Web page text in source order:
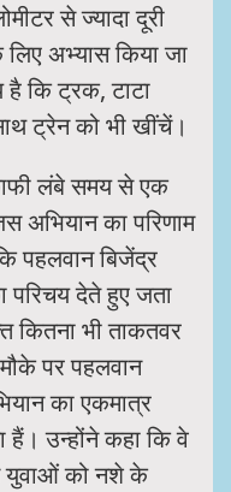
से ज्यादा दूरी
अभ्यास किया जा
है कि ट्रक, टाटा
ट्रेन को भी खींचें।
लंबे समय से एक
अभियान का परिणाम
पहलवान बिजेंद्र
परिचय देते हुए जता
कितना भी ताकतवर
पर पहलवान
का एकमात्र
उन्होंने कहा कि वे
युवाओं को नशे के